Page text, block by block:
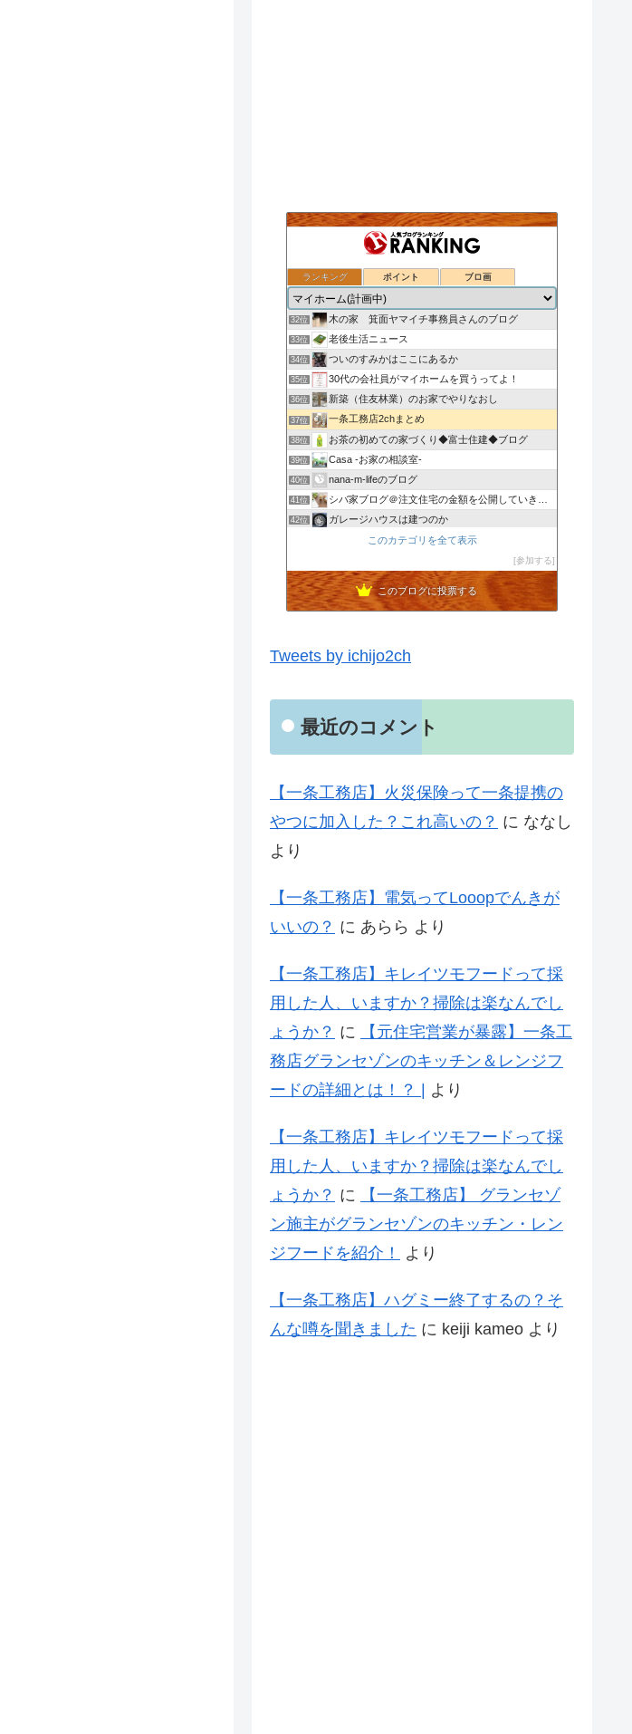
ランキング ポイント ブロ画
30位 注文住宅の施工例［Cecorei.com］BLOG
31位 姫路で注文二世帯住宅を建てたい
32位 木の家 箕面ヤマイチ事務員さんのブログ
33位 老後生活ニュース
34位 ついのすみかはここにあるか
35位 30代の会社員がマイホームを買うってよ！
36位 新築（住友林業）のお家でやりなおし
37位 一条工務店2chまとめ
38位 お茶の初めての家づくり◆富士住建◆ブログ
39位 Casa -お家の相談室-
40位 nana-m-lifeのブログ
41位 シバ家ブログ＠注文住宅の金額を公開していきます
42位 ガレージハウスは建つのか
宮城県仙台市のBORDERLESS株式会社です。
1000万円で家建てました(^^)風水好き節約主婦のローコ…
このカテゴリを全て表示
参加する
このブログに投票する
Tweets by ichijo2ch
最近のコメント
【一条工務店】火災保険って一条提携の
やつに加入した？これ高いの？ に ななし
より
【一条工務店】電気ってLooopでんきが
いいの？ に あらら より
【一条工務店】キレイツモフードって採
用した人、いますか？掃除は楽なんでし
ょうか？ に
【元住宅営業が暴露】一条工
務店グランセゾンのキッチン＆レンジフ
ードの詳細とは！？ |
より
【一条工務店】キレイツモフードって採
用した人、いますか？掃除は楽なんでし
ょうか？ に
【一条工務店】 グランセゾ
ン施主がグランセゾンのキッチン・レン
ジフードを紹介！
より
【一条工務店】ハグミー終了するの？そ
んな噂を聞きました に keiji kameo より